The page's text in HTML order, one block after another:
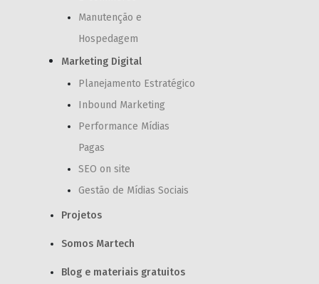
Manutenção e
Hospedagem
Marketing Digital
Planejamento Estratégico
Inbound Marketing
Performance Mídias
Pagas
SEO on site
Gestão de Mídias Sociais
Projetos
Somos Martech
Blog e materiais gratuitos